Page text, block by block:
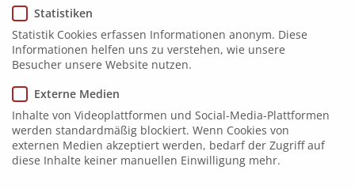
Neue Website für ISC High
Performance – gestaltet für
Erfolg
Die ISC High Performance ist weltweit bekannt für ihre
Statistiken
Statistik Cookies erfassen Informationen anonym. Diese
Informationen helfen uns zu verstehen, wie unsere
Besucher unsere Website nutzen.
Externe Medien
Inhalte von Videoplattformen und Social-Media-Plattformen
werden standardmäßig blockiert. Wenn Cookies von
externen Medien akzeptiert werden, bedarf der Zugriff auf
diese Inhalte keiner manuellen Einwilligung mehr.